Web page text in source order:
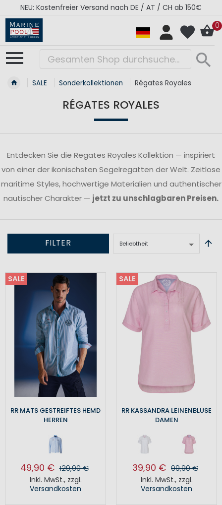
NEU: Kostenfreier Versand nach DE / AT / CH ab 150€
0
SALE Sonderkollektionen Régates Royales
RÉGATES ROYALES
Entdecken Sie die Regates Royales Kollektion — inspiriert
von einer der ikonischsten Segelregatten der Welt. Zeitlose
maritime Styles, hochwertige Materialien und authentischer
nautischer Charakter — jetzt zu unschlagbaren Preisen.
FILTER
SALE
RR MATS GESTREIFTES HEMD
HERREN
49,90 € 129,90 €
Inkl. MwSt., zzgl.
Versandkosten
SALE
RR KASSANDRA LEINENBLUSE
DAMEN
39,90 € 99,90 €
Inkl. MwSt., zzgl.
Versandkosten